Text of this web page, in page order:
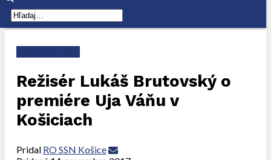
Režisér Lukáš Brutovský o
premiére Uja Váňu v
Košiciach
Pridal RO SSN Košice